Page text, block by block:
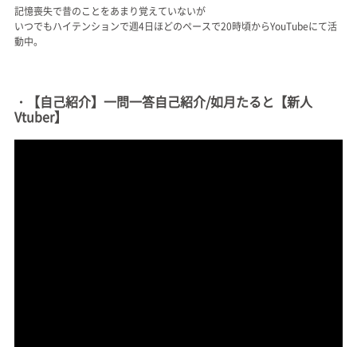
記憶喪失で昔のことをあまり覚えていないが
いつでもハイテンションで週4日ほどのペースで20時頃からYouTubeにて活
動中。
・【自己紹介】一問一答自己紹介/如月たると【新人
Vtuber】